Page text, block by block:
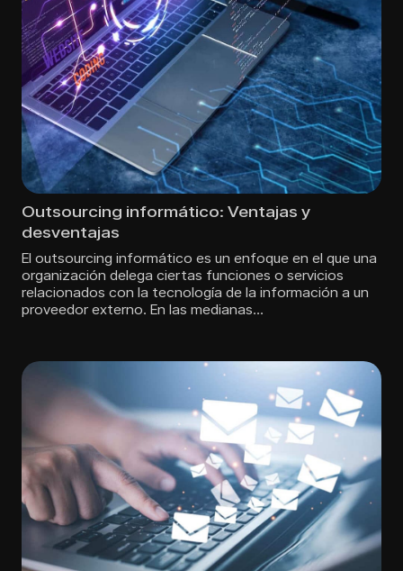
Outsourcing informático: Ventajas y
desventajas
El outsourcing informático es un enfoque en el que una
organización delega ciertas funciones o servicios
relacionados con la tecnología de la información a un
proveedor externo. En las medianas…